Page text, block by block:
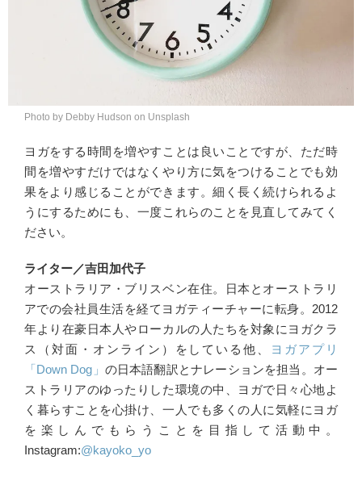
Photo by Debby Hudson on Unsplash
ヨガをする時間を増やすことは良いことですが、ただ時
間を増やすだけではなくやり方に気をつけることでも効
果をより感じることができます。細く長く続けられるよ
うにするためにも、一度これらのことを見直してみてく
ださい。
ライター／吉田加代子
オーストラリア・ブリスベン在住。日本とオーストラリ
アでの会社員生活を経てヨガティーチャーに転身。2012
年より在豪日本人やローカルの人たちを対象にヨガクラ
ス（対面・オンライン）をしている他、
ヨガアプリ
「Down Dog」 の日本語翻訳とナレーションを担当。オー
ストラリアのゆったりした環境の中、ヨガで日々心地よ
く暮らすことを心掛け、一人でも多くの人に気軽にヨガ
を楽しんでもらうことを目指して活動中。
Instagram:@kayoko_yo